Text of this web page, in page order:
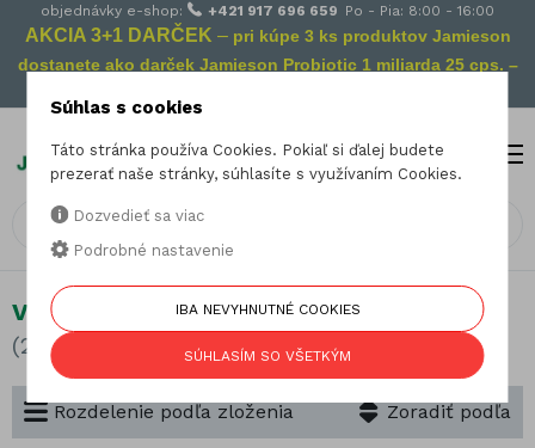
objednávky e-shop: +421 917 696 659 Po - Pia: 8:00 - 16:00
AKCIA 3+1 DARČEK – pri kúpe 3 ks produktov Jamieson
dostanete ako darček Jamieson Probiotic 1 miliarda 25 cps. –
0
Vitamín D
(22 produktov)
Zoradiť podľa
Rozdelenie podľa zloženia
Súhlas s cookies
Táto stránka používa Cookies. Pokiaľ si ďalej budete
prezerať naše stránky, súhlasíte s využívaním Cookies.
Dozvedieť sa viac
Podrobné nastavenie
IBA NEVYHNUTNÉ COOKIES
SÚHLASÍM SO VŠETKÝM